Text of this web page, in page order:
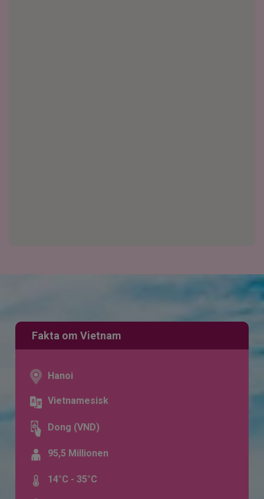
Fakta om Vietnam
Hanoi
Vietnamesisk
Dong (VND)
95,5 Millionen
14°C - 35°C